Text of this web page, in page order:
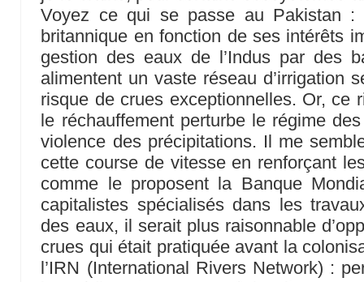
Voyez ce qui se passe au Pakistan :
britannique en fonction de ses intérêts
gestion des eaux de l’Indus par des
alimentent un vaste réseau d’irrigation
risque de crues exceptionnelles. Or, ce
le réchauffement perturbe le régime
violence des précipitations. Il me
cette course de vitesse en renforçant
comme le proposent la Banque
capitalistes spécialisés dans les
des eaux, il serait plus raisonnable
crues qui était pratiquée avant la
l’IRN (International Rivers Network) :